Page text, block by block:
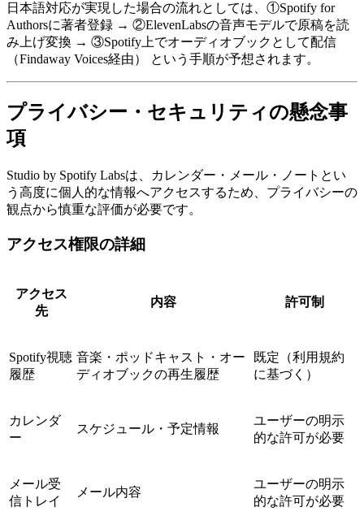
日本語対応が実現した場合の流れとしては、①Spotify for
Authorsに著者登録 → ②ElevenLabsの音声モデルで原稿を読
み上げ変換 → ③Spotify上でオーディオブックとして配信
（Findaway Voices経由） という手順が予想されます。
プライバシー・セキュリティの懸念事
項
Studio by Spotify Labsは、カレンダー・メール・ノートとい
う高度に個人的な情報へアクセスするため、プライバシーの
観点から慎重な評価が必要です。
アクセス権限の詳細
アクセス
先
内容 許可制
Spotify視聴
履歴
音楽・ポッドキャスト・オー
ディオブックの再生履歴
既定（利用規約
に基づく）
カレンダ
ー
スケジュール・予定情報
ユーザーの明示
的な許可が必要
メール受
信トレイ
メール内容
ユーザーの明示
的な許可が必要